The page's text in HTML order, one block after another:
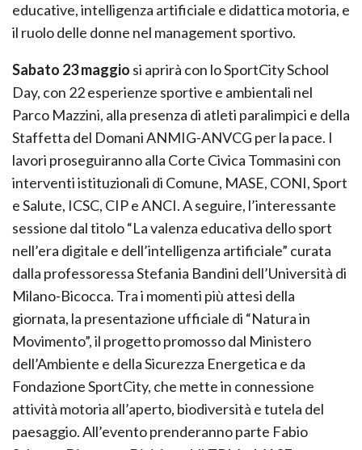
educative, intelligenza artificiale e didattica motoria, e
il ruolo delle donne nel management sportivo.
Sabato 23 maggio si aprirà con lo SportCity School
Day, con 22 esperienze sportive e ambientali nel
Parco Mazzini, alla presenza di atleti paralimpici e della
Staffetta del Domani ANMIG-ANVCG per la pace. I
lavori proseguiranno alla Corte Civica Tommasini con
interventi istituzionali di Comune, MASE, CONI, Sport
e Salute, ICSC, CIP e ANCI. A seguire, l’interessante
sessione dal titolo “La valenza educativa dello sport
nell’era digitale e dell’intelligenza artificiale” curata
dalla professoressa Stefania Bandini dell’Università di
Milano-Bicocca. Tra i momenti più attesi della
giornata, la presentazione ufficiale di “Natura in
Movimento”, il progetto promosso dal Ministero
dell’Ambiente e della Sicurezza Energetica e da
Fondazione SportCity, che mette in connessione
attività motoria all’aperto, biodiversità e tutela del
paesaggio. All’evento prenderanno parte Fabio